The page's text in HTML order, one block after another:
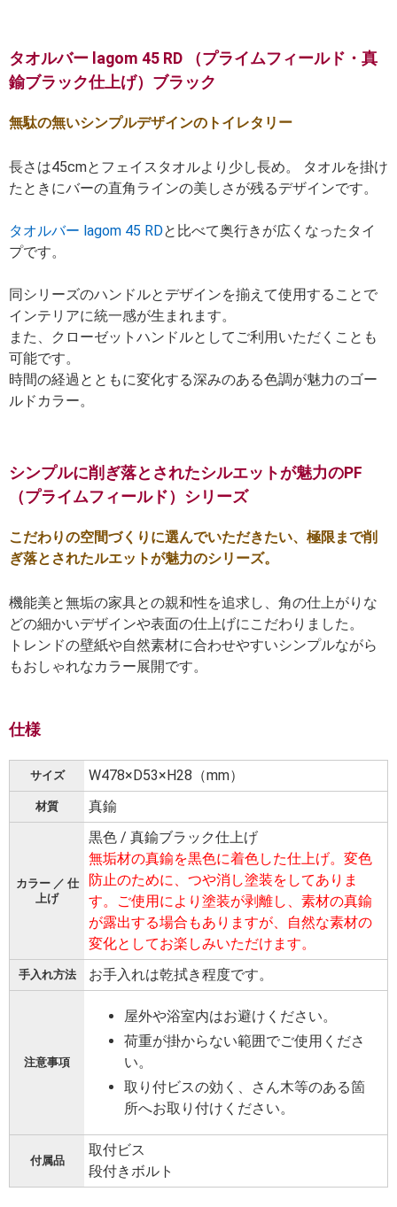
タオルバー lagom 45 RD （プライムフィールド・真
鍮ブラック仕上げ）ブラック
無駄の無いシンプルデザインのトイレタリー
長さは45cmとフェイスタオルより少し長め。 タオルを掛け
たときにバーの直角ラインの美しさが残るデザインです。
タオルバー lagom 45 RDと比べて奥行きが広くなったタイ
プです。
同シリーズのハンドルとデザインを揃えて使用することで
インテリアに統一感が生まれます。
また、クローゼットハンドルとしてご利用いただくことも
可能です。
時間の経過とともに変化する深みのある色調が魅力のゴー
ルドカラー。
シンプルに削ぎ落とされたシルエットが魅力のPF
（プライムフィールド）シリーズ
こだわりの空間づくりに選んでいただきたい、極限まで削
ぎ落とされたルエットが魅力のシリーズ。
機能美と無垢の家具との親和性を追求し、角の仕上がりな
どの細かいデザインや表面の仕上げにこだわりました。
トレンドの壁紙や自然素材に合わせやすいシンプルながら
もおしゃれなカラー展開です。
仕様
サイズ W478×D53×H28（mm）
材質 真鍮
カラー ／ 仕
上げ
黒色 / 真鍮ブラック仕上げ
無垢材の真鍮を黒色に着色した仕上げ。変色
防止のために、つや消し塗装をしてありま
す。ご使用により塗装が剥離し、素材の真鍮
が露出する場合もありますが、自然な素材の
変化としてお楽しみいただけます。
手入れ方法 お手入れは乾拭き程度です。
注意事項
屋外や浴室内はお避けください。
荷重が掛からない範囲でご使用くださ
い。
取り付ビスの効く、さん木等のある箇
所へお取り付けください。
付属品
取付ビス
段付きボルト